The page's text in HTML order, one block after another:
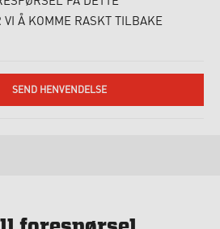
VI Å KOMME RASKT TILBAKE
SEND HENVENDELSE